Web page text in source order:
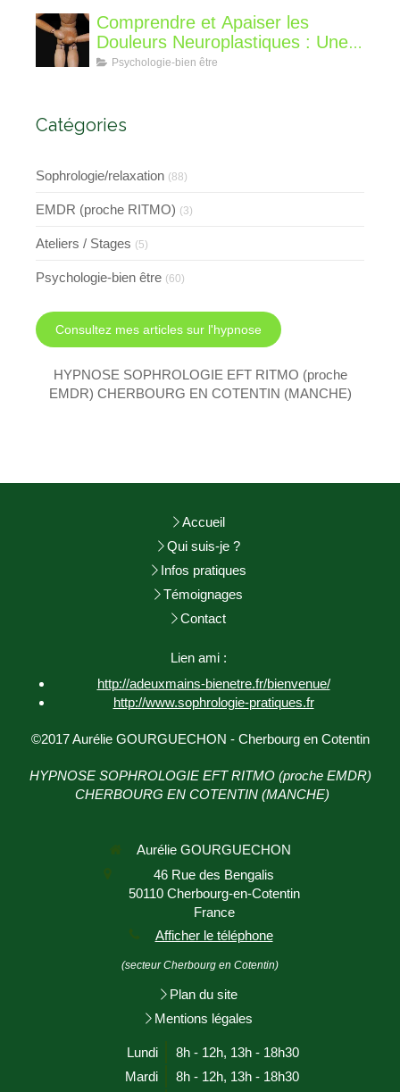
Comprendre et Apaiser les
Douleurs Neuroplastiques : Une
Approche avec l'Hypnose,
Psychologie-bien être
Catégories
Sophrologie/relaxation (88)
EMDR (proche RITMO) (3)
Ateliers / Stages (5)
Psychologie-bien être (60)
Consultez mes articles sur l'hypnose
HYPNOSE SOPHROLOGIE EFT RITMO (proche
EMDR) CHERBOURG EN COTENTIN (MANCHE)
Accueil
Qui suis-je ?
Infos pratiques
Témoignages
Contact
Lien ami :
http://adeuxmains-bienetre.fr/bienvenue/
http://www.sophrologie-pratiques.fr
©2017 Aurélie GOURGUECHON - Cherbourg en Cotentin
HYPNOSE SOPHROLOGIE EFT RITMO (proche EMDR)
CHERBOURG EN COTENTIN (MANCHE)
Aurélie GOURGUECHON
46 Rue des Bengalis
50110 Cherbourg-en-Cotentin
France
Afficher le téléphone
(secteur Cherbourg en Cotentin)
Plan du site
Mentions légales
Lundi 8h - 12h, 13h - 18h30
Mardi
8h - 12h, 13h - 18h30